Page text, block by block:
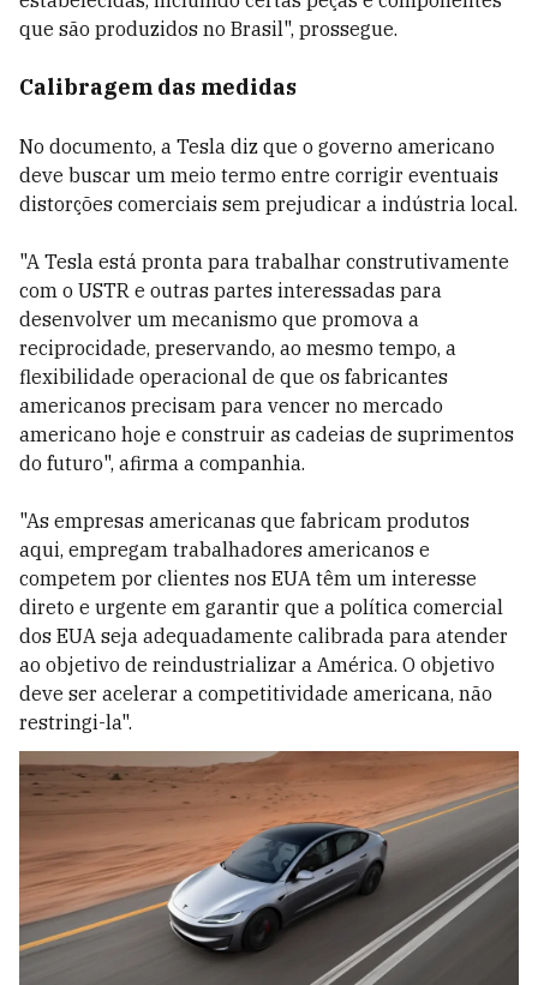
que são produzidos no Brasil", prossegue.
Calibragem das medidas
No documento, a Tesla diz que o governo americano
deve buscar um meio termo entre corrigir eventuais
distorções comerciais sem prejudicar a indústria local.
"A Tesla está pronta para trabalhar construtivamente
com o USTR e outras partes interessadas para
desenvolver um mecanismo que promova a
reciprocidade, preservando, ao mesmo tempo, a
flexibilidade operacional de que os fabricantes
americanos precisam para vencer no mercado
americano hoje e construir as cadeias de suprimentos
do futuro", afirma a companhia.
"As empresas americanas que fabricam produtos
aqui, empregam trabalhadores americanos e
competem por clientes nos EUA têm um interesse
direto e urgente em garantir que a política comercial
dos EUA seja adequadamente calibrada para atender
ao objetivo de reindustrializar a América. O objetivo
deve ser acelerar a competitividade americana, não
restringi-la".